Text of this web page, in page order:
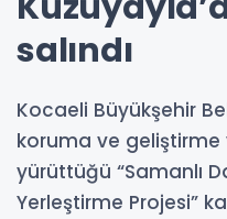
salındı
Kocaeli Büyükşehir
koruma ve
yürüttüğü “Samanlı
Yerleştirme Projesi”